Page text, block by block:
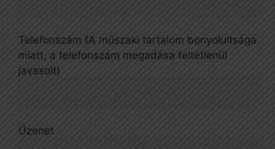
Telefonszám (A műszaki tartalom bonyolultsága
miatt, a telefonszám megadása feltétlenül
javasolt)
Üzenet